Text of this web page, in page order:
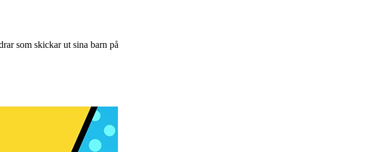
som skickar ut sina barn på